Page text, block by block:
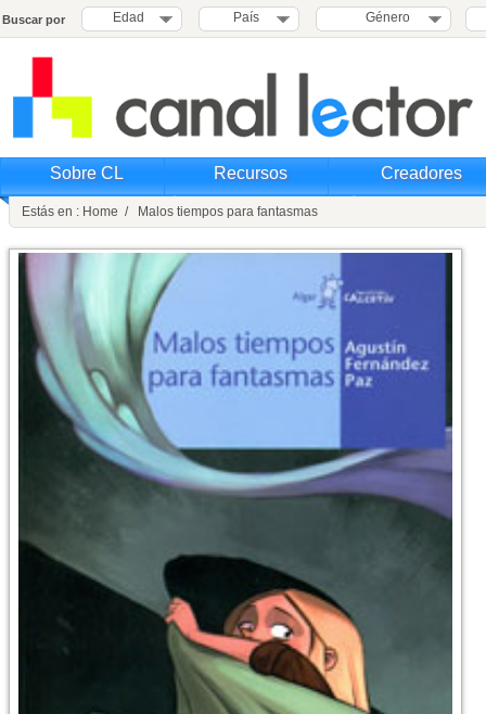
Buscar por Edad País Género
Sobre CL Recursos Creadores
Estás en : Home / Malos tiempos para fantasmas